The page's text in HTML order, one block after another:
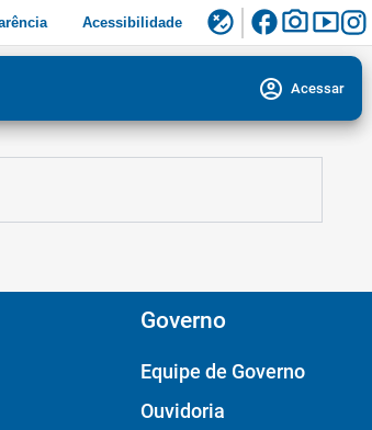
Acessibilidade flaky facebookphoto_camerasmart_display
account_circle Acessar
Governo
Equipe de Governo
Ouvidoria